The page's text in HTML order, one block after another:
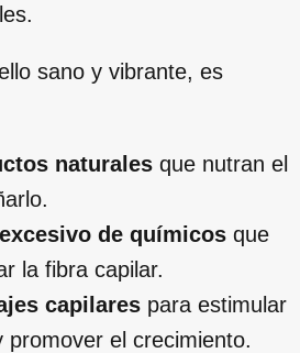
sano y vibrante, es
naturales que nutran el
de químicos que
la fibra capilar.
capilares para estimular
promover el crecimiento.